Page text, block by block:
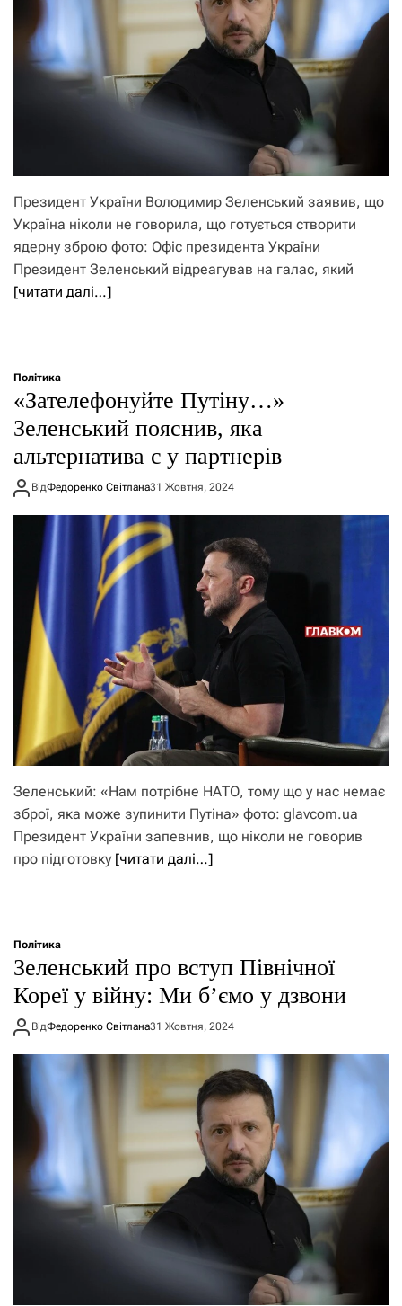
Президент України Володимир Зеленський заявив, що
Україна ніколи не говорила, що готується створити
ядерну зброю фото: Офіс президента України
Президент Зеленський відреагував на галас, який
[читати далі…]
Політика
«Зателефонуйте Путіну…»
Зеленський пояснив, яка
альтернатива є у партнерів
ВідФедоренко Світлана31 Жовтня, 2024
Зеленський: «Нам потрібне НАТО, тому що у нас немає
зброї, яка може зупинити Путіна» фото: glavcom.ua
Президент України запевнив, що ніколи не говорив
про підготовку [читати далі…]
Політика
Зеленський про вступ Північної
Кореї у війну: Ми б’ємо у дзвони
ВідФедоренко Світлана31 Жовтня, 2024